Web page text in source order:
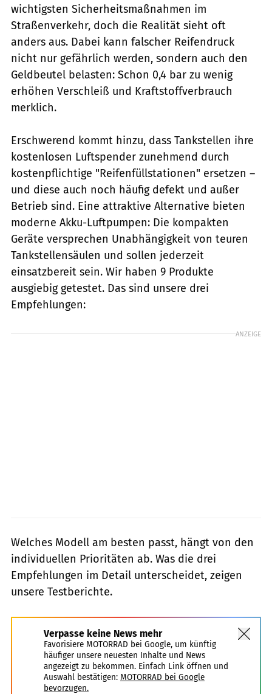
wichtigsten Sicherheitsmaßnahmen im
Straßenverkehr, doch die Realität sieht oft
anders aus. Dabei kann falscher Reifendruck
nicht nur gefährlich werden, sondern auch den
Geldbeutel belasten: Schon 0,4 bar zu wenig
erhöhen Verschleiß und Kraftstoffverbrauch
merklich.
Erschwerend kommt hinzu, dass Tankstellen ihre
kostenlosen Luftspender zunehmend durch
kostenpflichtige "Reifenfüllstationen" ersetzen –
und diese auch noch häufig defekt und außer
Betrieb sind. Eine attraktive Alternative bieten
moderne Akku-Luftpumpen: Die kompakten
Geräte versprechen Unabhängigkeit von teuren
Tankstellensäulen und sollen jederzeit
einsatzbereit sein. Wir haben 9 Produkte
ausgiebig getestet. Das sind unsere drei
Empfehlungen:
ANZEIGE
Welches Modell am besten passt, hängt von den
individuellen Prioritäten ab. Was die drei
Empfehlungen im Detail unterscheidet, zeigen
unsere Testberichte.
Verpasse keine News mehr
Favorisiere MOTORRAD bei Google, um künftig
häufiger unsere neuesten Inhalte und News
angezeigt zu bekommen. Einfach Link öffnen und
Auswahl bestätigen: MOTORRAD bei Google
bevorzugen.